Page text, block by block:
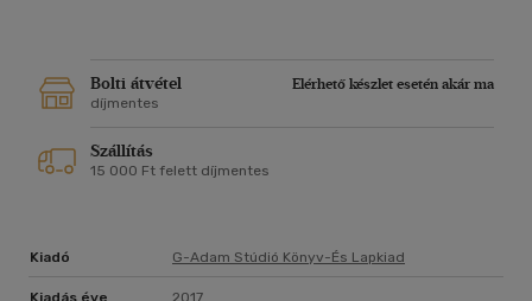
Bolti átvétel
Elérhető készlet esetén akár ma
díjmentes
Szállítás
15 000 Ft felett díjmentes
Kiadó G-Adam Stúdió Könyv-És Lapkiad